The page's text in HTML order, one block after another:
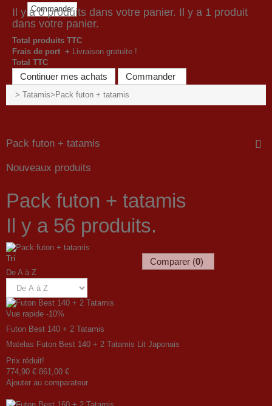
Commander
Il y a0produits dans votre panier. Il y a 1 produit
dans votre panier.
Total produits TTC
Frais de port + Livraison gratuite !
Total TTC
Continuer mes achats Commander
> Tatamis> Pack futon + tatamis
Pack futon + tatamis
Nouveaux produits
Pack futon + tatamis
Il y a 56 produits.
Tri
De A à Z
Comparer (0)
Vue rapide -10%
Futon Best 140 + 2 Tatamis
Matelas Futon Best 140 + 2 Tatamis Lit Japonais
Prix ​​réduit!
774,90 € 861,00 €
Ajouter au comparateur